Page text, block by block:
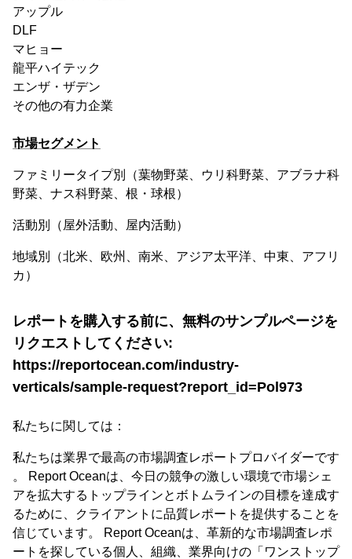
アップル
DLF
マヒョー
龍平ハイテック
エンザ・ザデン
その他の有力企業
市場セグメント
ファミリータイプ別（葉物野菜、ウリ科野菜、アブラナ科
野菜、ナス科野菜、根・球根）
活動別（屋外活動、屋内活動）
地域別（北米、欧州、南米、アジア太平洋、中東、アフリ
カ）
レポートを購入する前に、無料のサンプルページを
リクエストしてください:
https://reportocean.com/industry-
verticals/sample-request?report_id=Pol973
私たちに関しては：
私たちは業界で最高の市場調査レポートプロバイダーです
。 Report Oceanは、今日の競争の激しい環境で市場シェ
アを拡大するトップラインとボトムラインの目標を達成す
るために、クライアントに品質レポートを提供することを
信じています。 Report Oceanは、革新的な市場調査レポ
ートを探している個人、組織、業界向けの「ワンストップ